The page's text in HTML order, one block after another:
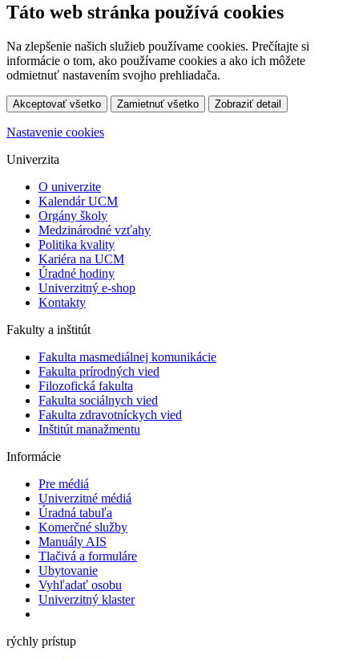
Táto web stránka používá cookies
Na zlepšenie našich služieb používame cookies. Prečítajte si
informácie o tom, ako používame cookies a ako ich môžete
odmietnuť nastavením svojho prehliadača.
Akceptovať všetko Zamietnuť všetko Zobraziť detail
Nastavenie cookies
Univerzita
O univerzite
Kalendár UCM
Orgány školy
Medzinárodné vzťahy
Politika kvality
Kariéra na UCM
Úradné hodiny
Univerzitný e-shop
Kontakty
Fakulty a inštitút
Fakulta masmediálnej komunikácie
Fakulta prírodných vied
Filozofická fakulta
Fakulta ​sociálnych vied
Fakulta zdravotníckych vied
Inštitút manažmentu
Informácie
Pre médiá
Univerzitné médiá
Úradná tabuľa
Komerčné služby
Manuály AIS
Tlačivá a formuláre
Ubytovanie
Vyhľadať osobu
Univerzitný klaster
rýchly prístup